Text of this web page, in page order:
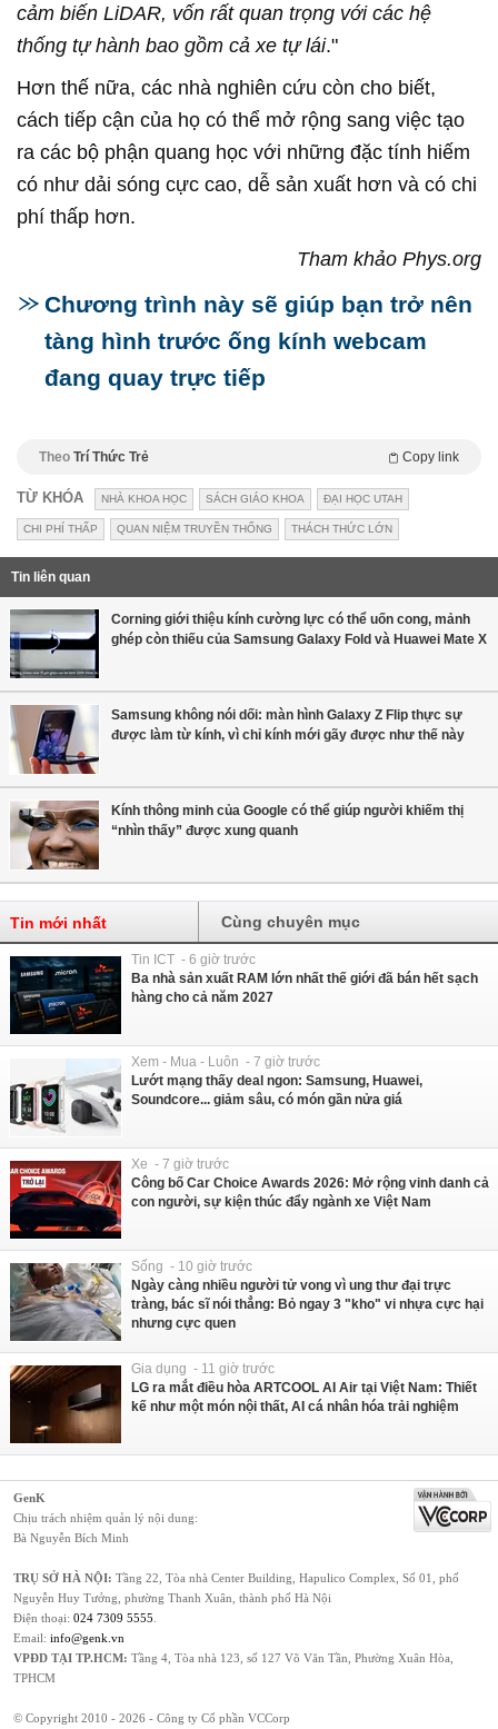
cảm biến LiDAR, vốn rất quan trọng với các hệ
thống tự hành bao gồm cả xe tự lái."
Hơn thế nữa, các nhà nghiên cứu còn cho biết,
cách tiếp cận của họ có thể mở rộng sang việc tạo
ra các bộ phận quang học với những đặc tính hiếm
có như dải sóng cực cao, dễ sản xuất hơn và có chi
phí thấp hơn.
Tham khảo Phys.org
Chương trình này sẽ giúp bạn trở nên
tàng hình trước ống kính webcam
đang quay trực tiếp
Theo Trí Thức Trẻ Copy link
TỪ KHÓA NHÀ KHOA HỌC SÁCH GIÁO KHOA ĐẠI HỌC UTAH
CHI PHÍ THẤP QUAN NIỆM TRUYỀN THỐNG THÁCH THỨC LỚN
Tin liên quan
Corning giới thiệu kính cường lực có thể uốn cong, mảnh
ghép còn thiếu của Samsung Galaxy Fold và Huawei Mate X
Samsung không nói dối: màn hình Galaxy Z Flip thực sự
được làm từ kính, vì chỉ kính mới gãy được như thế này
Kính thông minh của Google có thể giúp người khiếm thị
“nhìn thấy” được xung quanh
Tin mới nhất Cùng chuyên mục
Tin ICT - 6 giờ trước
Ba nhà sản xuất RAM lớn nhất thế giới đã bán hết sạch
hàng cho cả năm 2027
Xem - Mua - Luôn - 7 giờ trước
Lướt mạng thấy deal ngon: Samsung, Huawei,
Soundcore... giảm sâu, có món gần nửa giá
Xe - 7 giờ trước
Công bố Car Choice Awards 2026: Mở rộng vinh danh cả
con người, sự kiện thúc đẩy ngành xe Việt Nam
Sống - 10 giờ trước
Ngày càng nhiều người tử vong vì ung thư đại trực
tràng, bác sĩ nói thẳng: Bỏ ngay 3 "kho" vi nhựa cực hại
nhưng cực quen
Gia dụng - 11 giờ trước
LG ra mắt điều hòa ARTCOOL AI Air tại Việt Nam: Thiết
kế như một món nội thất, AI cá nhân hóa trải nghiệm
GenK
Chịu trách nhiệm quản lý nội dung:
Bà Nguyễn Bích Minh
TRỤ SỞ HÀ NỘI: Tầng 22, Tòa nhà Center Building, Hapulico Complex, Số 01, phố
Nguyễn Huy Tưởng, phường Thanh Xuân, thành phố Hà Nội
Điện thoại: 024 7309 5555
Email: info@genk.vn
VPĐD TẠI TP.HCM: Tầng 4, Tòa nhà 123, số 127 Võ Văn Tần, Phường Xuân Hòa,
TPHCM
© Copyright 2010 - 2026 - Công ty Cổ phần VCCorp